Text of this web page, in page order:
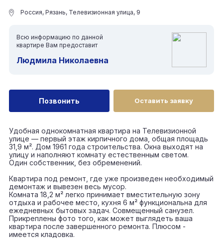
Россия, Рязань, Телевизионная улица, 9
Всю информацию по данной
квартире Вам предоставит
Людмила Николаевна
Позвонить Оставить заявку
Удобная однокомнатная квартира на Телевизионной
улице — первый этаж кирпичного дома, общая площадь
31,9 м². Дом 1961 года строительства. Окна выходят на
улицу и наполняют комнату естественным светом.
Один собственник, без обременений.
Квартира под ремонт, где уже произведен необходимый
демонтаж и вывезен весь мусор.
Комната 18,2 м² легко принимает вместительную зону
отдыха и рабочее место, кухня 6 м² функциональна для
ежедневных бытовых задач. Совмещенный санузел.
Прикреплены фото того, как может выглядеть ваша
квартира после завершенного ремонта. Плюсом -
имеется кладовка.